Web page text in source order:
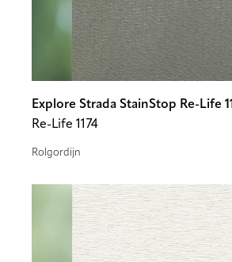
Explore Strada StainStop Re-Life
Re-Life 1174
Rolgordijn